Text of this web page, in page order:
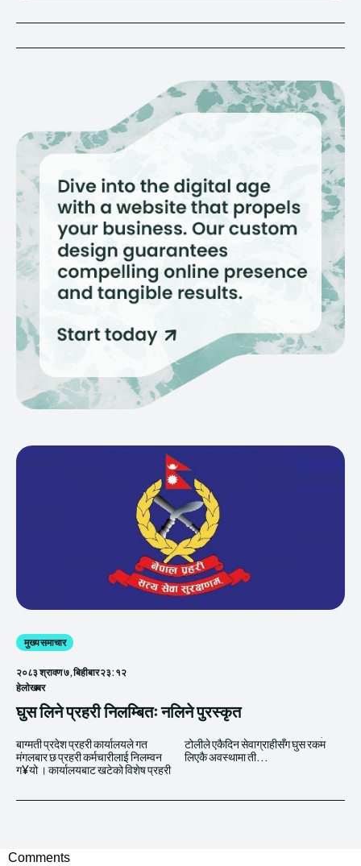
मुख्य समाचार
२०८३ श्रावण ७, बिहीबार २३:१२
हेलाेखबर
घुस लिने प्रहरी निलम्बितः नलिने पुरस्कृत
बाग्मती प्रदेश प्रहरी कार्यालयले गत
मंगलबार छ प्रहरी कर्मचारीलाई निलम्वन
ग¥यो । कार्यालयबाट खटेको विशेष प्रहरी
टोलीले एकैदिन सेवाग्राहीसँग घुस रकम
लिएकै अवस्थामा ती...
Comments